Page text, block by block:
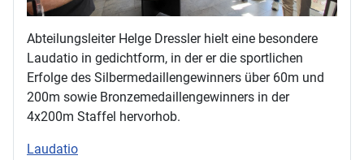
Abteilungsleiter Helge Dressler hielt eine besondere
Laudatio in gedichtform, in der er die sportlichen
Erfolge des Silbermedaillengewinners über 60m und
200m sowie Bronzemedaillengewinners in der
4x200m Staffel hervorhob.
Laudatio